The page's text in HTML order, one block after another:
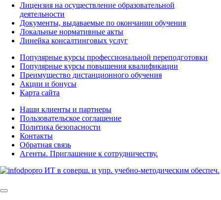
Лицензия на осуществление образовательной
деятельности
Документы, выдаваемые по окончании обучения
Локальные нормативные акты
Линейка консалтинговых услуг
Популярные курсы профессиональной переподготовки
Популярные курсы повышения квалификации
Преимущество дистанционного обучения
Акции и бонусы
Карта сайта
Наши клиенты и партнеры
Пользовательское соглашение
Политика безопасности
Контакты
Обратная связь
Агенты. Приглашение к сотрудничеству.